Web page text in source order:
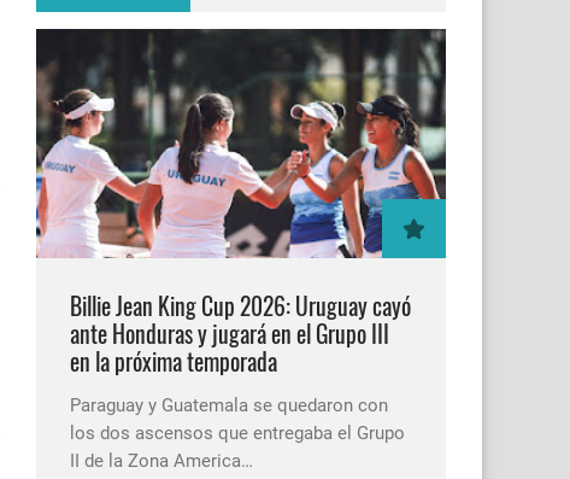
Billie Jean King Cup 2026: Uruguay cayó
ante Honduras y jugará en el Grupo III
en la próxima temporada
Paraguay y Guatemala se quedaron con
los dos ascensos que entregaba el Grupo
II de la Zona America…